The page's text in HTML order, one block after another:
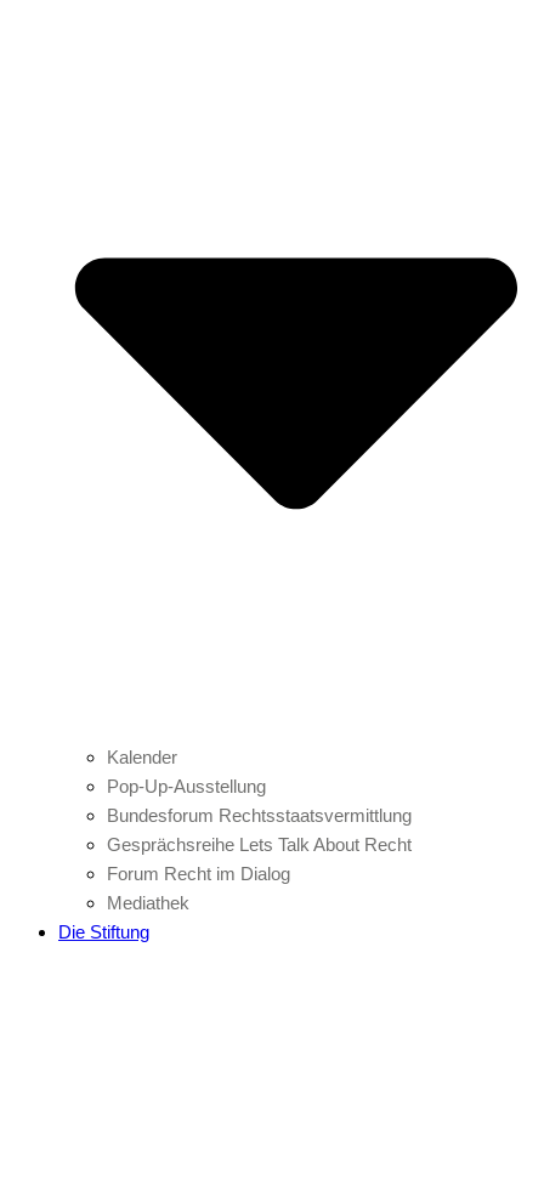
Kalender
Pop-Up-Ausstellung
Bundesforum Rechtsstaatsvermittlung
Gesprächsreihe Lets Talk About Recht
Forum Recht im Dialog
Mediathek
Die Stiftung